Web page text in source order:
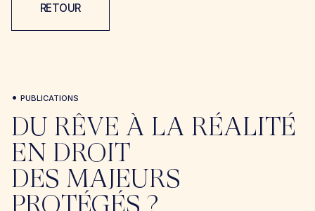
RETOUR
• PUBLICATIONS
DU RÊVE À LA RÉALITÉ
EN DROIT
DES MAJEURS